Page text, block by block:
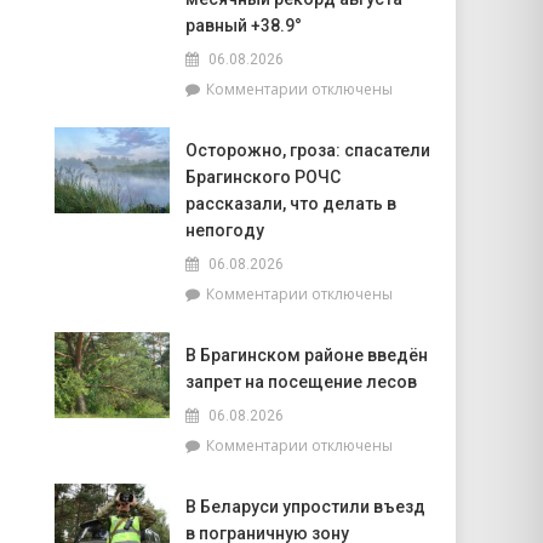
учебного
равный +38.9°
06.08.2026
Комментариик
ставит
рекорды.
На
национальный
августа
равный
отключены
Осторожно, гроза: спасатели
Брагинского РОЧС
рассказали, что делать в
непогоду
06.08.2026
Комментариик
гроза:
спасатели
рассказали,
делать
отключены
В Брагинском районе введён
запрет на посещение лесов
06.08.2026
Комментариик
Брагинском
районе
отключены
В Беларуси упростили въезд
в пограничную зону